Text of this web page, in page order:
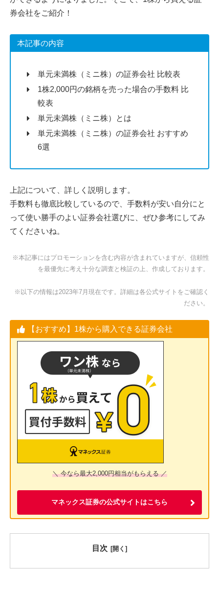
券会社をご紹介！
本記事の内容
単元未満株（ミニ株）の証券会社 比較表
1株2,000円の銘柄を売った場合の手数料 比
較表
単元未満株（ミニ株）とは
単元未満株（ミニ株）の証券会社 おすすめ
6選
上記について、詳しく説明します。
手数料も徹底比較しているので、手数料が安い自分にと
って使い勝手のよい証券会社選びに、ぜひ参考にしてみ
てくださいね。
※本記事にはプロモーションを含む内容が含まれていますが、信頼性
を最優先に考え十分な調査と検証の上、作成しております。
※以下の情報は2023年7月現在です。詳細は各公式サイトをご確認く
ださい。
【おすすめ】1株から購入できる証券会社
＼ 今なら最大2,000円相当がもらえる ／
マネックス証券の公式サイトはこちら
目次